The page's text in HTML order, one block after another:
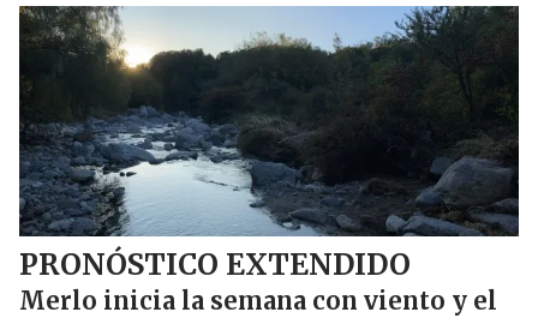
PRONÓSTICO EXTENDIDO
Merlo inicia la semana con viento y el